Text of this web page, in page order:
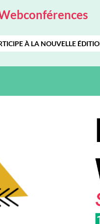
Webconférences
À LA NOUVELLE